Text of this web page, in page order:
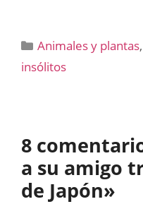
Categorías
Animales y plantas,
insólitos
8
a su amigo
de Japón»